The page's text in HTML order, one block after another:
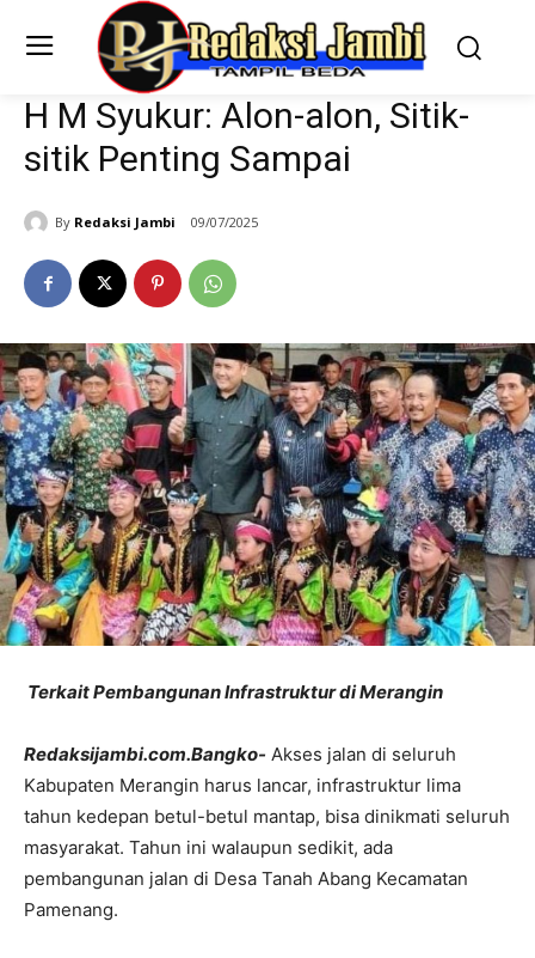
H M Syukur: Alon-alon, Sitik-
sitik Penting Sampai
By Redaksi Jambi 09/07/2025
Terkait Pembangunan Infrastruktur di Merangin
Redaksijambi.com.Bangko- Akses jalan di seluruh
Kabupaten Merangin harus lancar, infrastruktur lima
tahun kedepan betul-betul mantap, bisa dinikmati seluruh
masyarakat. Tahun ini walaupun sedikit, ada
pembangunan jalan di Desa Tanah Abang Kecamatan
Pamenang.